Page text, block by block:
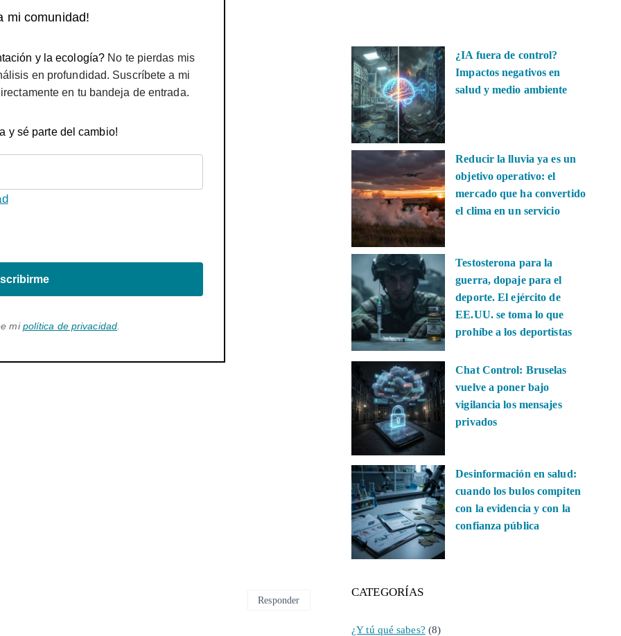
mi comunidad!
y la ecología? No te pierdas mis
en profundidad. Suscríbete a mi
en tu bandeja de entrada.
y sé parte del cambio!
mipolítica de privacidad
Responder
¿IA fuera de control?
Impactos negativos en
salud y medio ambiente
Reducir la lluvia ya es un
objetivo operativo: el
mercado que ha convertido
el clima en un servicio
Testosterona para la
guerra, dopaje para el
deporte. El ejército de
EE.UU. se toma lo que
prohíbe a los deportistas
Chat Control: Bruselas
vuelve a poner bajo
vigilancia los mensajes
privados
Desinformación en salud:
cuando los bulos compiten
con la evidencia y con la
confianza pública
CATEGORÍAS
¿Y tú qué sabes? (8)